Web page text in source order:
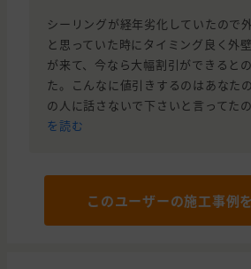
シーリングが経年劣化していたので
と思っていた時にタイミング良く外
が来て、今なら大幅割引ができると
た。こんなに値引きするのはあなた
の人に話さないで下さいと言ってた
を読む
このユーザーの施工事例